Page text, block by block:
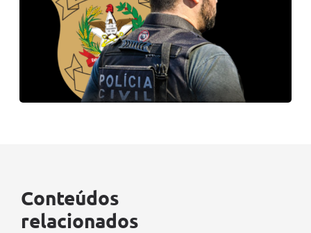
Conteúdos
relacionados